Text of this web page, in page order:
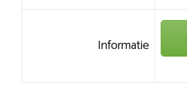
Informatie